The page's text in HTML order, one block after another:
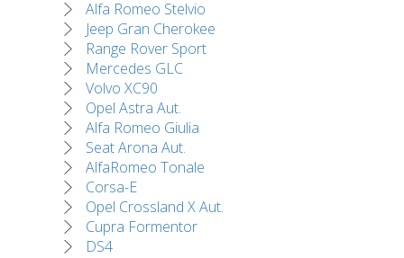
Alfa Romeo Stelvio
Jeep Gran Cherokee
Range Rover Sport
Mercedes GLC
Volvo XC90
Opel Astra Aut.
Alfa Romeo Giulia
Seat Arona Aut.
AlfaRomeo Tonale
Corsa-E
Opel Crossland X Aut.
Cupra Formentor
DS4